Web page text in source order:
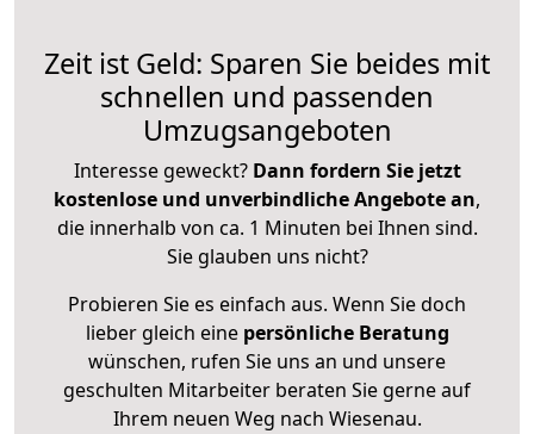
Zeit ist Geld: Sparen Sie beides mit
schnellen und passenden
Umzugsangeboten
Interesse geweckt? Dann fordern Sie jetzt
kostenlose und unverbindliche Angebote an,
die innerhalb von ca. 1 Minuten bei Ihnen sind.
Sie glauben uns nicht?
Probieren Sie es einfach aus. Wenn Sie doch
lieber gleich eine persönliche Beratung
wünschen, rufen Sie uns an und unsere
geschulten Mitarbeiter beraten Sie gerne auf
Ihrem neuen Weg nach Wiesenau.